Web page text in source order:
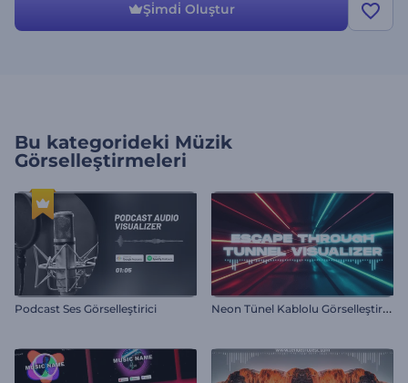
Şi̇mdi̇ Oluştur
Bu kategorideki Müzik
Görselleştirmeleri
Podcast Ses Görselleştirici N
eon Tünel Kablolu Görselleştirici